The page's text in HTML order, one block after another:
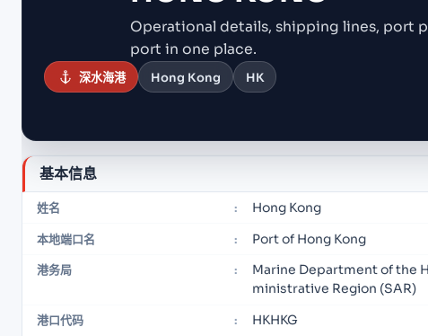
Operational details, shipping lines, port
port in one place.
深水海港 Hong Kong HK
基本信息
姓名 : Hong Kong
本地端口名 : Port of Hong Kong
港务局 :
Marine Department of the
ministrative Region (SAR)
港口代码 : HKHKG